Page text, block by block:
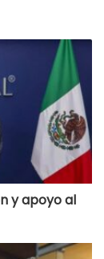
y apoyo al